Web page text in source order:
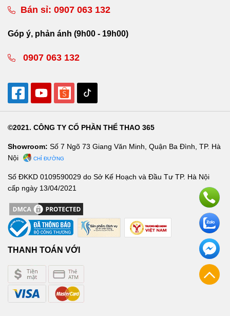
Bán sỉ: 0907 063 132
Góp ý, phản ánh (9h00 - 19h00)
0907 063 132
©2021. CÔNG TY CỔ PHẦN THỂ THAO 365
Showroom: Số 7 Ngõ 73 Giang Văn Minh, Quận Ba Đình, TP. Hà
Nội
CHỈ ĐƯỜNG
Số ĐKKD 0109590029 do Sở Kế Hoạch và Đầu Tư TP. Hà Nội
cấp ngày 13/04/2021
THANH TOÁN VỚI